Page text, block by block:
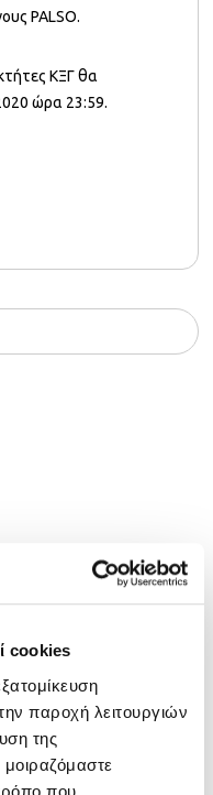
cookies
παροχή λειτουργιών
της
που
PALSO.
ΚΞΓ θα
ώρα 23:59.